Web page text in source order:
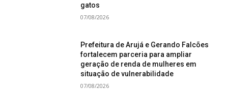
gatos
07/08/2026
Prefeitura de Arujá e Gerando Falcões
fortalecem parceria para ampliar
geração de renda de mulheres em
situação de vulnerabilidade
07/08/2026